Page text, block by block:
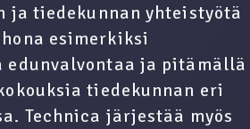
ja tiedekunnan yhteistyötä
esimerkiksi
ja pitämällä
tiedekunnan eri
Technica järjestää myös